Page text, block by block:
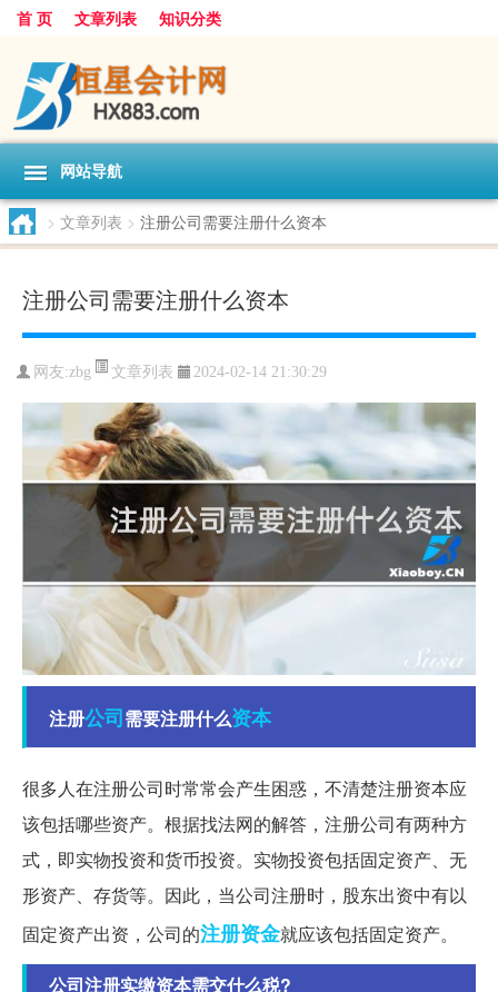
首 页 文章列表 知识分类
网站导航
> 文章列表 > 注册公司需要注册什么资本
注册公司需要注册什么资本
网友:zbg 文章列表 2024-02-14 21:30:29
注册公司需要注册什么资本
很多人在注册公司时常常会产生困惑，不清楚注册资本应
该包括哪些资产。根据找法网的解答，注册公司有两种方
式，即实物投资和货币投资。实物投资包括固定资产、无
形资产、存货等。因此，当公司注册时，股东出资中有以
固定资产出资，公司的注册资金就应该包括固定资产。
公司注册实缴资本需交什么税?